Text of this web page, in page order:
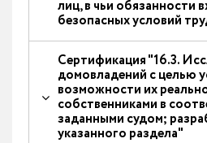
лиц, в чьи обязанности
безопасных условий
Сертификация "16.3.
домовладений с целью
возможности их
собственниками в
заданными судом;
указанного раздела"